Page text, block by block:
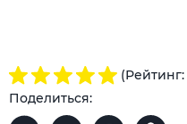
(Рейтинг:
Поделиться: